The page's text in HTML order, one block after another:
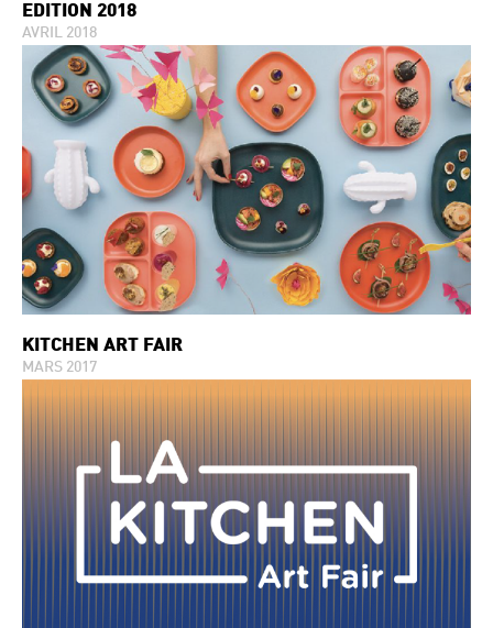
ÉDITION 2018
AVRIL 2018
KITCHEN ART FAIR
MARS 2017